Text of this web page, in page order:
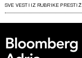
SVE VESTI IZ RUBRIKE PRESTIŽ